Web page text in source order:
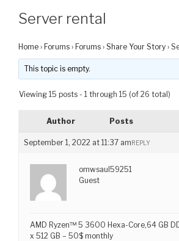
Server rental
Home › Forums › Forums › Share Your Story ›
This topic is empty.
Viewing 15 posts - 1 through 15 (of 26 total)
Author Posts
September 1, 2022 at 11:37 amREPLY
omwsaul59251
Guest
AMD Ryzen™ 5 3600 Hexa-Core,64 GB
x 512 GB – 50$ monthly